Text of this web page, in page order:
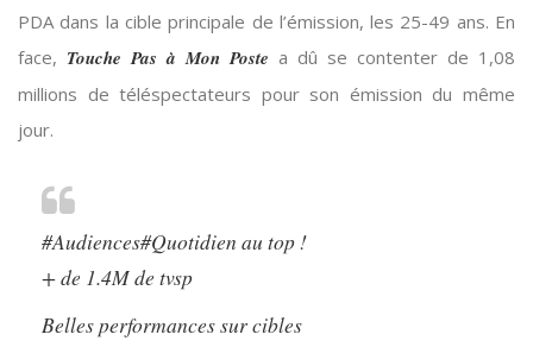
PDA dans la cible principale de l’émission, les 25-49 ans. En
face, Touche Pas à Mon Poste a dû se contenter de 1,08
millions de téléspectateurs pour son émission du même
jour.
#Audiences#Quotidien au top !
+ de 1.4M de tvsp
Belles performances sur cibles